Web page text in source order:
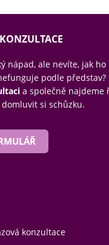
nápad, ale nevíte, jak
podle
a společně najdeme
si schůzku.
konzultace